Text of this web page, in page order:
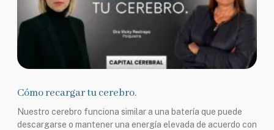
Cómo recargar tu cerebro.
Nuestro cerebro funciona similar a una batería que puede
descargarse o mantener una energía elevada de acuerdo con